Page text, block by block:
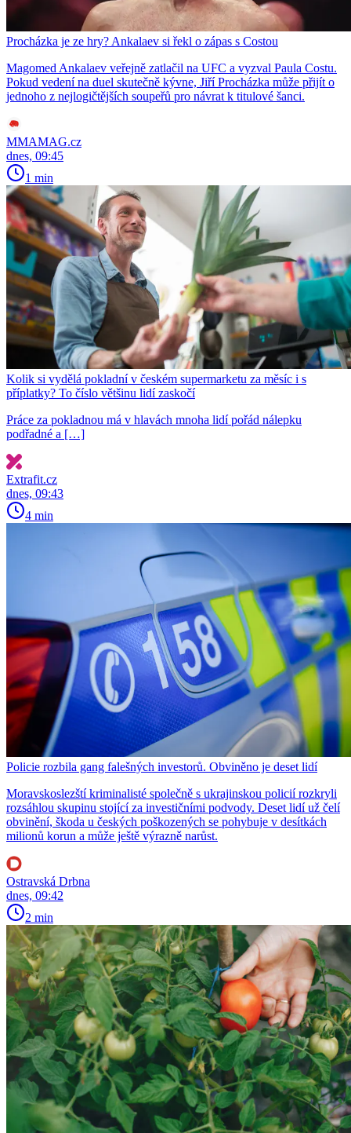
Procházka je ze hry? Ankalaev si řekl o zápas s Costou
Magomed Ankalaev veřejně zatlačil na UFC a vyzval Paula Costu.
Pokud vedení na duel skutečně kývne, Jiří Procházka může přijít o
jednoho z nejlogičtějších soupeřů pro návrat k titulové šanci.
MMAMAG.cz
dnes, 09:45
1 min
Kolik si vydělá pokladní v českém supermarketu za měsíc i s
příplatky? To číslo většinu lidí zaskočí
Práce za pokladnou má v hlavách mnoha lidí pořád nálepku
podřadné a […]
Extrafit.cz
dnes, 09:43
4 min
Policie rozbila gang falešných investorů. Obviněno je deset lidí
Moravskoslezští kriminalisté společně s ukrajinskou policií rozkryli
rozsáhlou skupinu stojící za investičními podvody. Deset lidí už čelí
obvinění, škoda u českých poškozených se pohybuje v desítkách
milionů korun a může ještě výrazně narůst.
Ostravská Drbna
dnes, 09:42
2 min